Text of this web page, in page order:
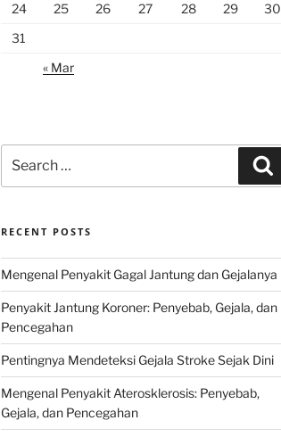
24
25 26 27 28 29
30
31
« Mar
for:
RECENT POSTS
Mengenal Penyakit Gagal Jantung dan Gejalanya
Penyakit Jantung Koroner: Penyebab, Gejala, dan
Pencegahan
Pentingnya Mendeteksi Gejala Stroke Sejak Dini
Mengenal Penyakit Aterosklerosis: Penyebab,
Gejala, dan Pencegahan